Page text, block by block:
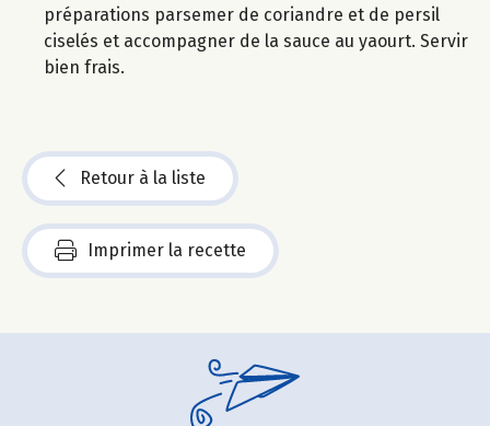
préparations parsemer de coriandre et de persil
ciselés et accompagner de la sauce au yaourt. Servir
bien frais.
Retour à la liste
Imprimer la recette